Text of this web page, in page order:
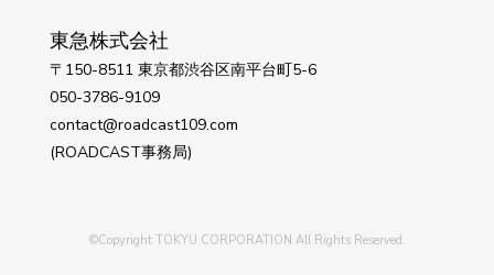
東急株式会社
〒150-8511 東京都渋谷区南平台町5-6
050-3786-9109
contact@roadcast109.com
(ROADCAST事務局)
©Copyright TOKYU CORPORATION All Rights Reserved.